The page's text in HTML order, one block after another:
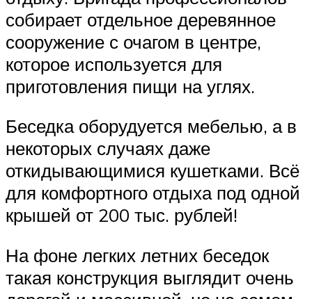
собирает отдельное деревянное
сооружение с очагом в центре,
которое используется для
приготовления пищи на углях.
Беседка оборудуется мебелью, а в
некоторых случаях даже
откидывающимися кушетками. Всё
для комфортного отдыха под одной
крышей от 200 тыс. рублей!
На фоне легких летних беседок
такая конструкция выглядит очень